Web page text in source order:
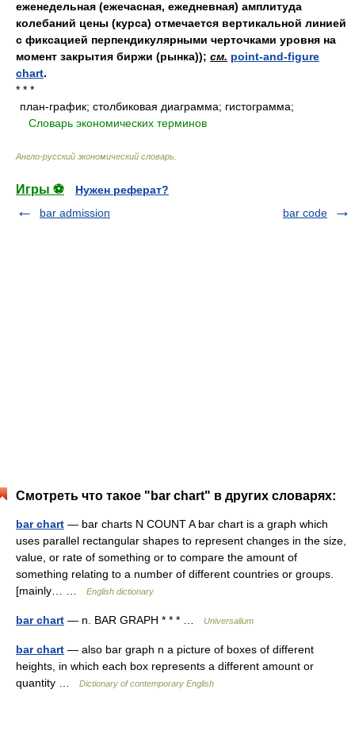
еженедельная (ежечасная, ежедневная) амплитуда
колебаний цены (курса) отмечается вертикальной линией
c фиксацией перпендикулярными черточками уровня на
момент закрытия биржи (рынка)); см. point-and-figure
chart.
* * *
план-график; столбиковая диаграмма; гистограмма;
Словарь экономических терминов
Англо-русский экономический словарь
Игры ⚽
Нужен реферат?
bar admission
bar code
Смотреть что такое "bar chart" в других словарях:
bar chart — bar charts N COUNT A bar chart is a graph which
uses parallel rectangular shapes to represent changes in the size,
value, or rate of something or to compare the amount of
something relating to a number of different countries or groups.
[mainly… …
English dictionary
bar chart — n. BAR GRAPH * * * … Universalium
bar chart — also bar graph n a picture of boxes of different
heights, in which each box represents a different amount or
quantity …
Dictionary of contemporary English